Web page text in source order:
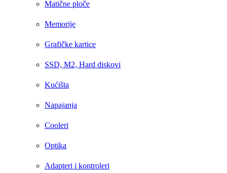
Matične ploče
Memorije
Grafičke kartice
SSD, M2, Hard diskovi
Kućišta
Napajanja
Cooleri
Optika
Adapteri i kontroleri